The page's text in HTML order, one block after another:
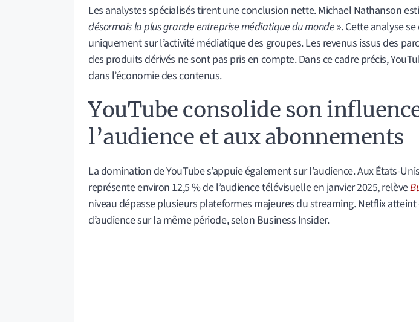
Les analystes spécialisés tirent une conclusion nette. Michael Nathanson
désormais la plus grande entreprise médiatique du monde ». Cette analyse
uniquement sur l’activité médiatique des groupes. Les revenus issus des
des produits dérivés ne sont pas pris en compte. Dans ce cadre précis,
dans l’économie des contenus.
YouTube consolide son
l’audience et aux abonnements
La domination de YouTube s’appuie également sur l’audience. Aux États-
représente environ 12,5 % de l’audience télévisuelle en janvier 2025, relève
niveau dépasse plusieurs plateformes majeures du streaming. Netflix atteint
d’audience sur la même période, selon Business Insider.